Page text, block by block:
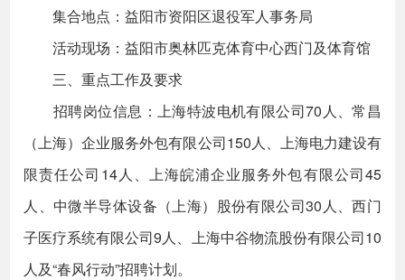
集合地点：益阳市资阳区退役军人事务局
活动现场：益阳市奥林匹克体育中心西门及体育馆
三、重点工作及要求
招聘岗位信息：上海特波电机有限公司70人、常昌
（上海）企业服务外包有限公司150人、上海电力建设有
限责任公司14人、上海皖浦企业服务外包有限公司45
人、中微半导体设备（上海）股份有限公司30人、西门
子医疗系统有限公司9人、上海中谷物流股份有限公司10
人及“春风行动”招聘计划。